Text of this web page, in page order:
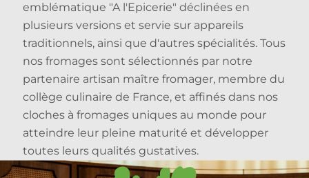
emblématique "A l'Epicerie" déclinées en
plusieurs versions et servie sur appareils
traditionnels, ainsi que d'autres spécialités. Tous
nos fromages sont sélectionnés par notre
partenaire artisan maître fromager, membre du
collège culinaire de France, et affinés dans nos
cloches à fromages uniques au monde pour
atteindre leur pleine maturité et développer
toutes leurs qualités gustatives.